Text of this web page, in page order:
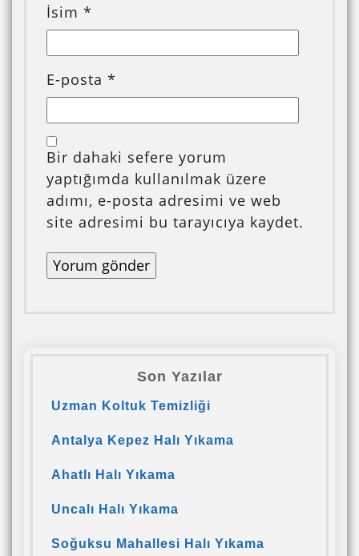
İsim *
E-posta *
Bir dahaki sefere yorum
yaptığımda kullanılmak üzere
adımı, e-posta adresimi ve web
site adresimi bu tarayıcıya kaydet.
Son Yazılar
Uzman Koltuk Temizliği
Antalya Kepez Halı Yıkama
Ahatlı Halı Yıkama
Uncalı Halı Yıkama
Soğuksu Mahallesi Halı Yıkama